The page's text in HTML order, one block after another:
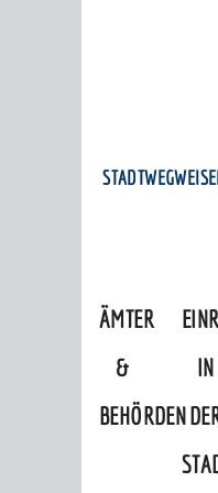
ÄMTER
&
BEHÖRDEN
IN